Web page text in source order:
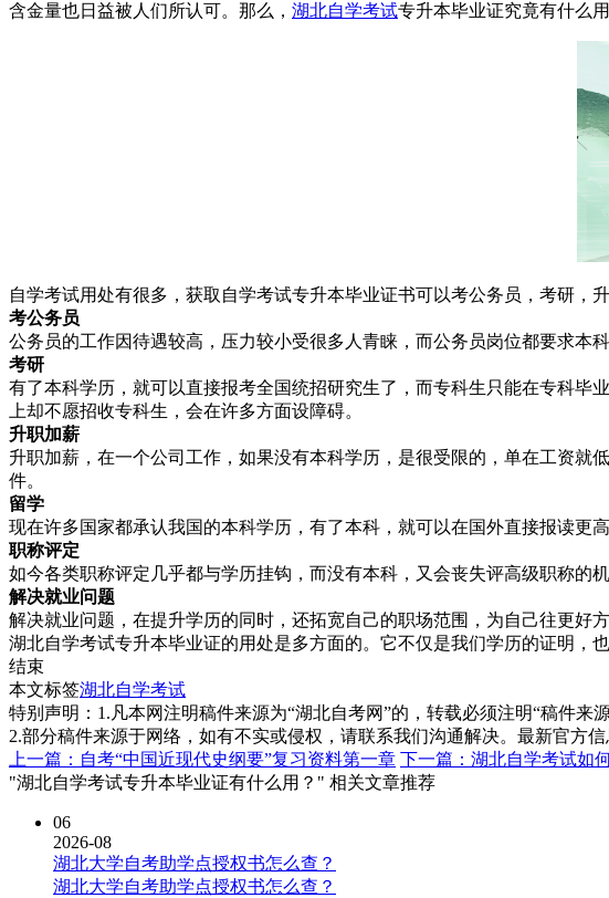
含金量也日益被人们所认可。那么， 湖北自学考试专升本毕业证究竟有什么
自学考试用处有很多，获取自学考试专升本毕业证书可以考公务员，考研，
考公务员
公务员的工作因待遇较高，压力较小受很多人青睐，而公务员岗位都要求本
考研
有了本科学历，就可以直接报考全国统招研究生了，而专科生只能在专科
上却不愿招收专科生，会在许多方面设障碍。
升职加薪
升职加薪，在一个公司工作，如果没有本科学历，是很受限的，单在工资
件。
留学
现在许多国家都承认我国的本科学历，有了本科，就可以在国外直接报读更
职称评定
如今各类职称评定几乎都与学历挂钩，而没有本科，又会丧失评高级职称的机
解决就业问题
解决就业问题，在提升学历的同时，还拓宽自己的职场范围，为自己往更好
湖北自学考试专升本毕业证的用处是多方面的。它不仅是我们学历的证明，
结束
本文标签湖北自学考试
特别声明：1.凡本网注明稿件来源为“湖北自考网”的，转载必须注明“稿件来
2.部分稿件来源于网络，如有不实或侵权，请联系我们沟通解决。最新官方
上一篇：自考“中国近现代史纲要”复习资料第一章 下一篇：湖北自学考试如
"湖北自学考试专升本毕业证有什么用？" 相关文章推荐
06
2026-08
湖北大学自考助学点授权书怎么查？
湖北大学自考助学点授权书怎么查？